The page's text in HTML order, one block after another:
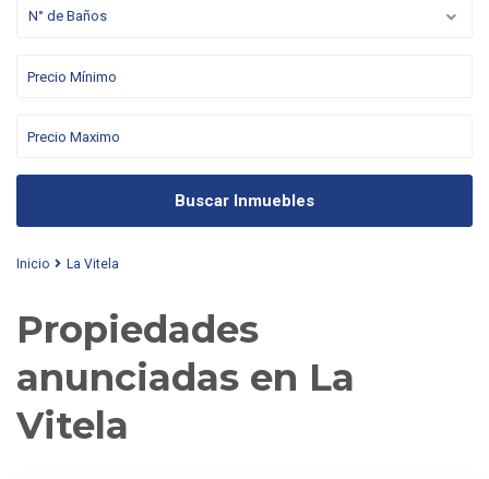
N° de Baños
Buscar Inmuebles
Inicio La Vitela
Propiedades
anunciadas en La
Vitela